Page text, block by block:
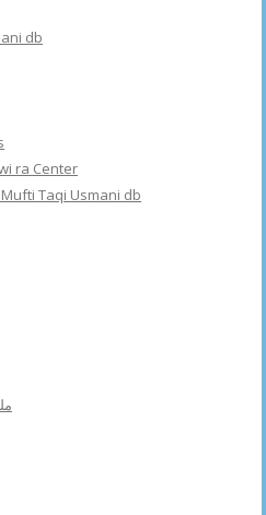
db
ra Center
Taqi Usmani db